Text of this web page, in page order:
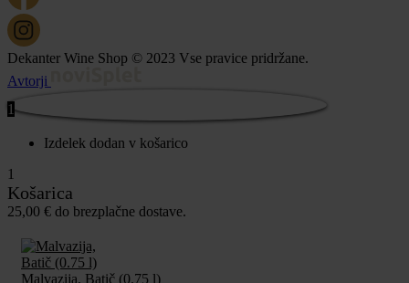
Dekanter Wine Shop © 2023 Vse pravice pridržane.
Avtorji
1
Izdelek dodan v košarico
1
Košarica
25,00 € do brezplačne dostave.
Malvazija, Batič (0.75 l)